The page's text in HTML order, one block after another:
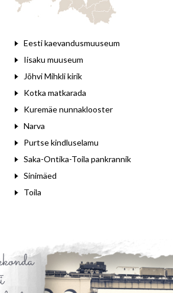
Eesti kaevandusmuuseum
Iisaku muuseum
Jõhvi Mihkli kirik
Kotka matkarada
Kuremäe nunnaklooster
Narva
Purtse kindluselamu
Saka-Ontika-Toila pankrannik
Sinimäed
Toila